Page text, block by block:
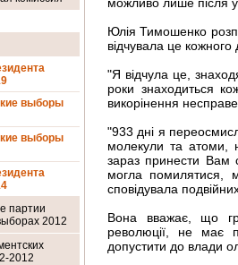
выборы
выборы
партии
2012
2012
Юлія Тимошенко
відчувала це кожного
"Я відчула це,
роки знаходиться
викорінення
"933 дні я
молекули та атоми,
зараз принести Вам
могла помилятися,
сповідувала
Вона вважає, що
революції, не має
допустити до влади